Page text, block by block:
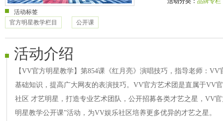
活动标签
官方明星教学栏目
公开课
活动介绍
【VV官方明星教学】第854课《红月亮》演唱技巧，指导老师：
基础知识，提高广大网友的表演技巧。VV官方艺术团是直属于VV
社区 才艺明星，打造专业艺术团队，公开招募各类才艺之星，VV
明星教学公开课”活动，为VV娱乐社区培养更多优异的才艺之星。